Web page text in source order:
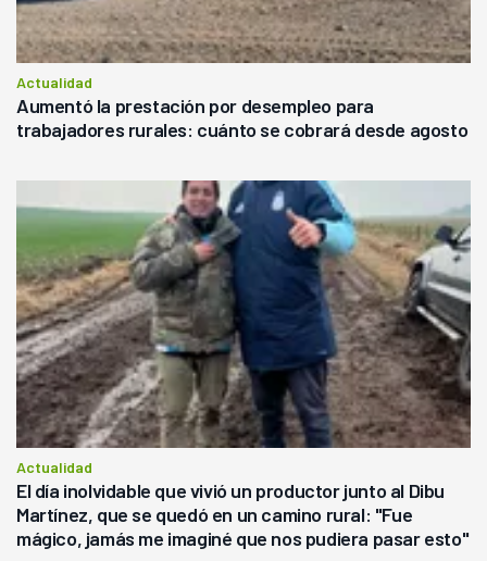
Actualidad
Aumentó la prestación por desempleo para
trabajadores rurales: cuánto se cobrará desde agosto
Actualidad
El día inolvidable que vivió un productor junto al Dibu
Martínez, que se quedó en un camino rural: "Fue
mágico, jamás me imaginé que nos pudiera pasar esto"